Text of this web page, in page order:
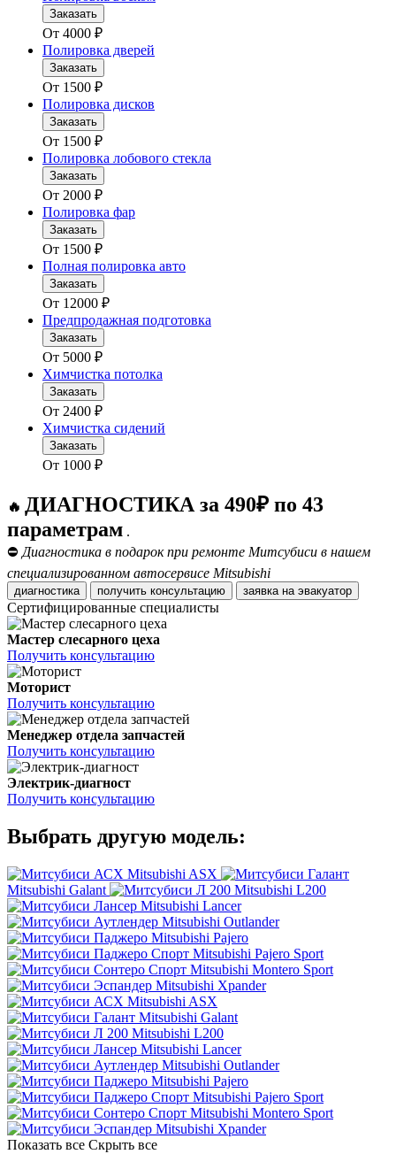
Заказать
От 4000 ₽
Полировка дверей
Заказать
От 1500 ₽
Полировка дисков
Заказать
От 1500 ₽
Полировка лобового стекла
Заказать
От 2000 ₽
Полировка фар
Заказать
От 1500 ₽
Полная полировка авто
Заказать
От 12000 ₽
Предпродажная подготовка
Заказать
От 5000 ₽
Химчистка потолка
Заказать
От 2400 ₽
Химчистка сидений
Заказать
От 1000 ₽
🔥 ДИАГНОСТИКА за 490₽ по 43
параметрам .
⛔ Диагностика в подарок при ремонте Митсубиси в нашем
специализированном автосервисе Mitsubishi
диагностика получить консультацию заявка на эвакуатор
Сертифицированные специалисты
Мастер слесарного цеха
Получить консультацию
Моторист
Получить консультацию
Менеджер отдела запчастей
Получить консультацию
Электрик-диагност
Получить консультацию
Выбрать другую модель:
Mitsubishi ASX
Mitsubishi Galant
Mitsubishi L200
Mitsubishi Lancer
Mitsubishi Outlander
Mitsubishi Pajero
Mitsubishi Pajero Sport
Mitsubishi Montero Sport
Mitsubishi Xpander
Mitsubishi ASX
Mitsubishi Galant
Mitsubishi L200
Mitsubishi Lancer
Mitsubishi Outlander
Mitsubishi Pajero
Mitsubishi Pajero Sport
Mitsubishi Montero Sport
Mitsubishi Xpander
Показать все Скрыть все